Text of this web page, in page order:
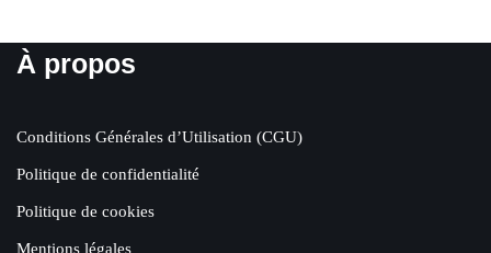
À propos
Conditions Générales d’Utilisation (CGU)
Politique de confidentialité
Politique de cookies
Mentions légales